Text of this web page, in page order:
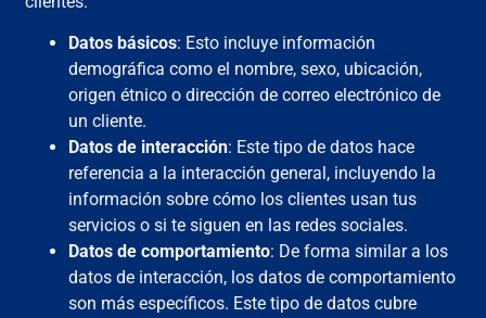
Datos básicos: Esto incluye información
demográfica como el nombre, sexo, ubicación,
origen étnico o dirección de correo electrónico de
un cliente.
Datos de interacción: Este tipo de datos hace
referencia a la interacción general, incluyendo la
información sobre cómo los clientes usan tus
servicios o si te siguen en las redes sociales.
Datos de comportamiento: De forma similar a los
datos de interacción, los datos de comportamiento
son más específicos. Este tipo de datos cubre